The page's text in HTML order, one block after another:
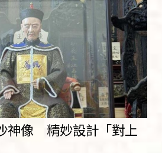
神像 精妙設計「對上